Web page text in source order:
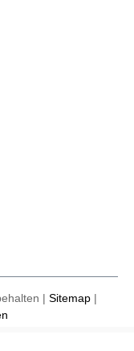
| Sitemap|